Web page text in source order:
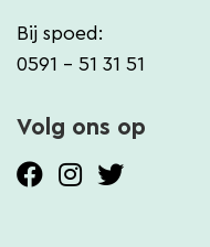
Bij spoed:
0591 - 51 31 51
Volg ons op